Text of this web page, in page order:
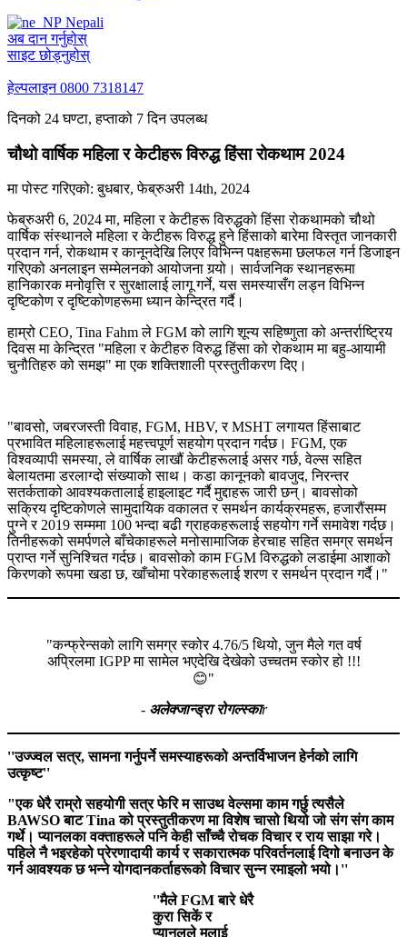
Nepali
अब दान गर्नुहोस्
साइट छोड्नुहोस्
हेल्पलाइन0800 7318147
दिनको 24 घण्टा, हप्ताको 7 दिन उपलब्ध
चौथो वार्षिक महिला र केटीहरू विरुद्ध हिंसा रोकथाम 2024
मा पोस्ट गरिएको: बुधबार, फेब्रुअरी 14th, 2024
फेब्रुअरी 6, 2024 मा, महिला र केटीहरू विरुद्धको हिंसा रोकथामको चौथो
वार्षिक संस्थानले महिला र केटीहरू विरुद्ध हुने हिंसाको बारेमा विस्तृत जानकारी
प्रदान गर्न, रोकथाम र कानूनदेखि लिएर विभिन्न पक्षहरूमा छलफल गर्न डिजाइन
गरिएको अनलाइन सम्मेलनको आयोजना गर्‍यो। सार्वजनिक स्थानहरूमा
हानिकारक मनोवृत्ति र सुरक्षालाई लागू गर्ने, यस समस्यासँग लड्न विभिन्न
दृष्टिकोण र दृष्टिकोणहरूमा ध्यान केन्द्रित गर्दै।
हाम्रो CEO, Tina Fahm ले FGM को लागि शून्य सहिष्णुता को अन्तर्राष्ट्रिय
दिवस मा केन्द्रित "महिला र केटीहरु विरुद्ध हिंसा को रोकथाम मा बहु-आयामी
चुनौतिहरु को समझ" मा एक शक्तिशाली प्रस्तुतीकरण दिए।
"बावसो, जबरजस्ती विवाह, FGM, HBV, र MSHT लगायत हिंसाबाट
प्रभावित महिलाहरूलाई महत्त्वपूर्ण सहयोग प्रदान गर्दछ। FGM, एक
विश्वव्यापी समस्या, ले वार्षिक लाखौं केटीहरूलाई असर गर्छ, वेल्स सहित
बेलायतमा डरलाग्दो संख्याको साथ। कडा कानूनको बावजुद, निरन्तर
सतर्कताको आवश्यकतालाई हाइलाइट गर्दै मुद्दाहरू जारी छन्। बावसोको
सक्रिय दृष्टिकोणले सामुदायिक वकालत र समर्थन कार्यक्रमहरू, हजारौंसम्म
पुग्ने र 2019 सम्ममा 100 भन्दा बढी ग्राहकहरूलाई सहयोग गर्ने समावेश गर्दछ।
तिनीहरूको समर्पणले बाँचेकाहरूले मनोसामाजिक हेरचाह सहित समग्र समर्थन
प्राप्त गर्ने सुनिश्चित गर्दछ। बावसोको काम FGM विरुद्धको लडाईमा आशाको
किरणको रूपमा खडा छ, खाँचोमा परेकाहरूलाई शरण र समर्थन प्रदान गर्दै।"
"कन्फ्रेन्सको लागि समग्र स्कोर 4.76/5 थियो, जुन मैले गत वर्ष
अप्रिलमा IGPP मा सामेल भएदेखि देखेको उच्चतम स्कोर हो !!!
😊"
- अलेक्जान्ड्रा रोगल्स्काr
''उज्ज्वल सत्र, सामना गर्नुपर्ने समस्याहरूको अन्तर्विभाजन हेर्नको लागि
उत्कृष्ट''
"एक धेरै राम्रो सहयोगी सत्र फेरि म साउथ वेल्समा काम गर्छु त्यसैले
BAWSO बाट Tina को प्रस्तुतीकरण मा विशेष चासो थियो जो संग संग काम
गर्थे। प्यानलका वक्ताहरूले पनि केही साँच्चै रोचक विचार र राय साझा गरे।
पहिले नै भइरहेको प्रेरणादायी कार्य र सकारात्मक परिवर्तनलाई दिगो बनाउन के
गर्न आवश्यक छ भन्ने योगदानकर्ताहरूको विचार सुन्न रमाइलो भयो।''
''मैले FGM बारे धेरै
कुरा सिकें र
प्यानलले मलाई